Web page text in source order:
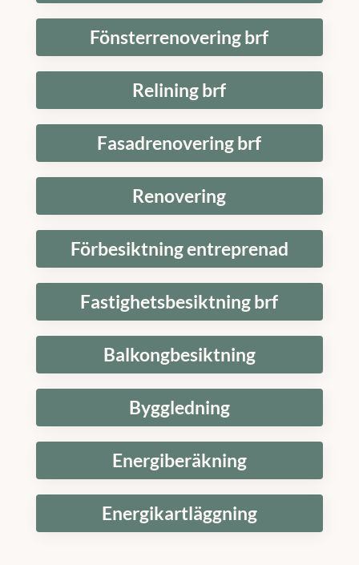
Fönsterrenovering brf
Relining brf
Fasadrenovering brf
Renovering
Förbesiktning entreprenad
Fastighetsbesiktning brf
Balkongbesiktning
Byggledning
Energiberäkning
Energikartläggning